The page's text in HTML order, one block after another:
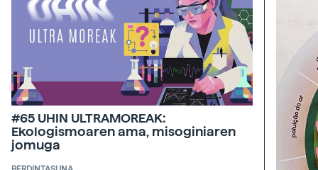
#65 UHIN ULTRAMOREAK:
Ekologismoaren ama, misoginiaren
jomuga